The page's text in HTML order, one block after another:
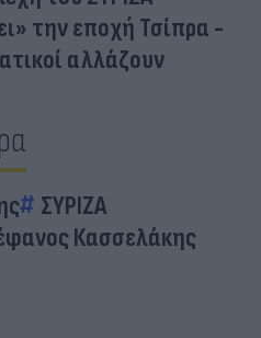
την εποχή Τσίπρα -
αλλάζουν
ΣΥΡΙΖΑ
Κασσελάκης